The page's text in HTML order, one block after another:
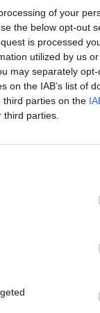
of your
the below opt-out
is processed
utilized by us
may separately
on the IAB’s list of
third parties on the
parties.
και
και
και
σου για ακόμα
στην
δεξιότητες